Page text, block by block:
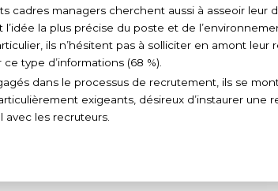
cadres managers cherchent aussi à asseoir leur
l’idée la plus précise du poste et de
ils n’hésitent pas à solliciter en amont leur
type d’informations (68 %).
dans le processus de recrutement, ils se
exigeants, désireux d’instaurer une
avec les recruteurs.